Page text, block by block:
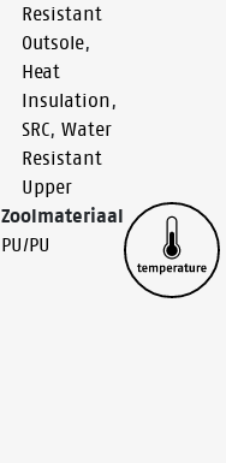
Resistant
Outsole,
Heat
Insulation,
SRC, Water
Resistant
Upper
Zoolmateriaal
PU/PU